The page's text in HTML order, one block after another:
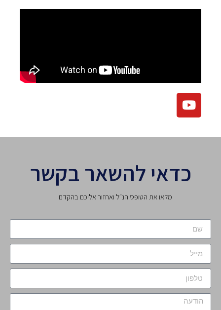
כדאי להשאר בקשר
מלאו את הטופס הנ"ל ואחזור אליכם בהקדם